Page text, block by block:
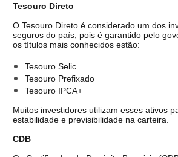
Tesouro Direto
O Tesouro Direto é considerado um dos
seguros do país, pois é garantido pelo
os títulos mais conhecidos estão:
Tesouro Selic
Tesouro Prefixado
Tesouro IPCA+
Muitos investidores utilizam esses ativos
estabilidade e previsibilidade na carteira.
CDB